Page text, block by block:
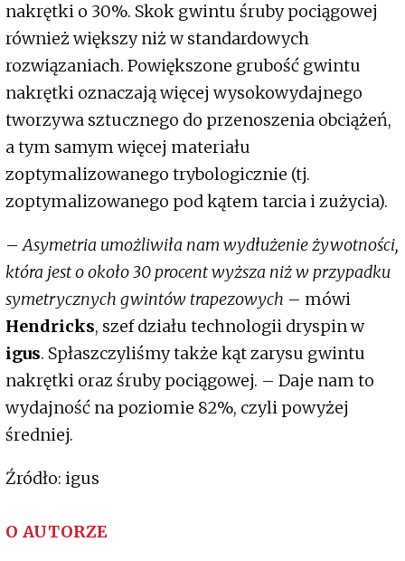
nakrętki o 30%. Skok gwintu śruby pociągowej
również większy niż w standardowych
rozwiązaniach. Powiększone grubość gwintu
nakrętki oznaczają więcej wysokowydajnego
tworzywa sztucznego do przenoszenia obciążeń,
a tym samym więcej materiału
zoptymalizowanego trybologicznie (tj.
zoptymalizowanego pod kątem tarcia i zużycia).
– Asymetria umożliwiła nam wydłużenie żywotności,
która jest o około 30 procent wyższa niż w przypadku
symetrycznych gwintów trapezowych – mówi
Hendricks, szef działu technologii dryspin w
igus. Spłaszczyliśmy także kąt zarysu gwintu
nakrętki oraz śruby pociągowej. – Daje nam to
wydajność na poziomie 82%, czyli powyżej
średniej.
Źródło: igus
O AUTORZE